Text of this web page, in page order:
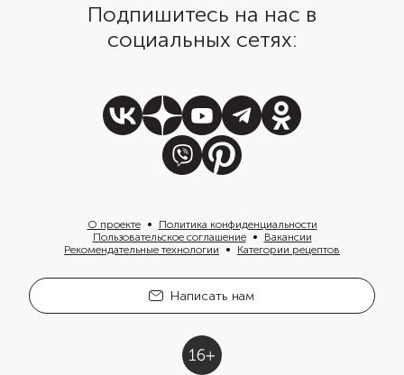
Подпишитесь на нас в
социальных сетях:
О проекте
Политика конфиденциальности
Пользовательское соглашение
Вакансии
Рекомендательные технологии
Категории рецептов
Написать нам